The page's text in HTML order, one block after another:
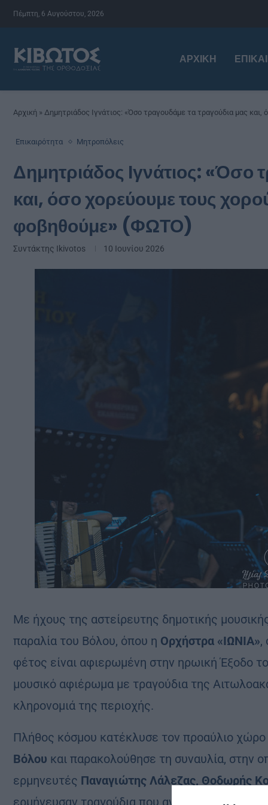
Πέμπτη, 6 Αυγούστου, 2026
ΑΡΧΙΚΉ
Αρχική » Δημητριάδος Ιγνάτιος: «Όσο τραγουδάμε τα τραγούδια μας
Επικαιρότητα Μητροπόλεις
Δημητριάδος Ιγνάτιος: «Όσο
και, όσο χορεύουμε τους
φοβηθούμε» (ΦΩΤΟ)
Συντάκτης Ikivotos 10 Ιουνίου 2026
Με ήχους της αστείρευτης δημοτικής
παραλία του Βόλου, όπου η Ορχήστρα «ΙΩΝΙΑ»,
φέτος είναι αφιερωμένη στην ηρωική Έξοδο
μουσικό αφιέρωμα με τραγούδια της
κληρονομιά της περιοχής.
Πλήθος κόσμου κατέκλυσε τον προαύλιο χώρο
Βόλου και παρακολούθησε τη συναυλία, στην
ερμηνευτές Παναγιώτης Λάλεζας, Θοδωρής
ερμήνευσαν τραγούδια που αναδεικνύουν την